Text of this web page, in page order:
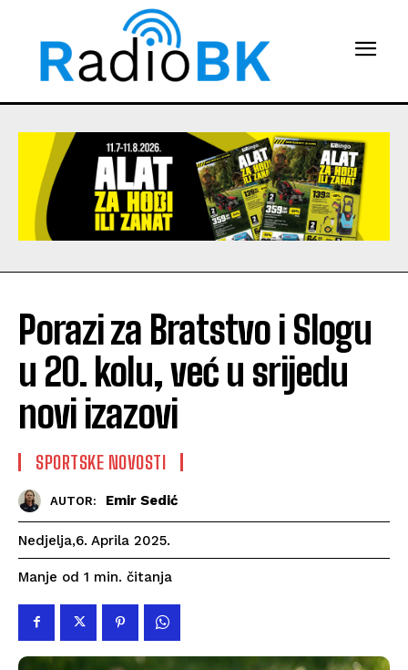
Porazi za Bratstvo i Slogu
u 20. kolu, već u srijedu
novi izazovi
SPORTSKE NOVOSTI
AUTOR: Emir Sedić
Nedjelja,6. Aprila 2025.
Manje od 1 min. čitanja